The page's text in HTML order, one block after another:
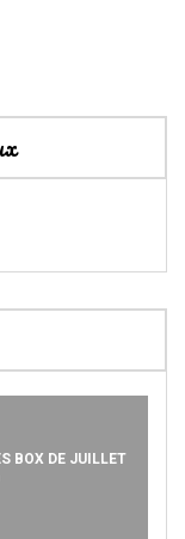
BOX DE JUILLET